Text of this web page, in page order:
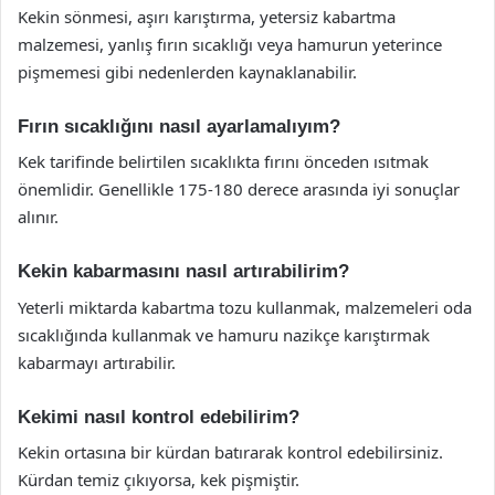
Kekin sönmesi, aşırı karıştırma, yetersiz kabartma
malzemesi, yanlış fırın sıcaklığı veya hamurun yeterince
pişmemesi gibi nedenlerden kaynaklanabilir.
Fırın sıcaklığını nasıl ayarlamalıyım?
Kek tarifinde belirtilen sıcaklıkta fırını önceden ısıtmak
önemlidir. Genellikle 175-180 derece arasında iyi sonuçlar
alınır.
Kekin kabarmasını nasıl artırabilirim?
Yeterli miktarda kabartma tozu kullanmak, malzemeleri oda
sıcaklığında kullanmak ve hamuru nazikçe karıştırmak
kabarmayı artırabilir.
Kekimi nasıl kontrol edebilirim?
Kekin ortasına bir kürdan batırarak kontrol edebilirsiniz.
Kürdan temiz çıkıyorsa, kek pişmiştir.